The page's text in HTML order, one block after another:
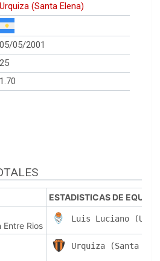
Urquiza (Santa Elena)
05/05/2001
25
1.70
ESTADISTICAS DE EQUIPO
Entre Rios
Luis Luciano
Urquiza (Santa